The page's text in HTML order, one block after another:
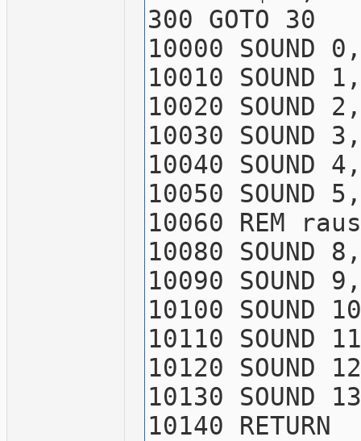
300 GOTO 30
10000 SOUND
10010 SOUND
10020 SOUND
10030 SOUND
10040 SOUND
10050 SOUND
10060 REM
10080 SOUND
10090 SOUND
10100 SOUND
10110 SOUND
10120 SOUND
10130 SOUND
10140 RETURN